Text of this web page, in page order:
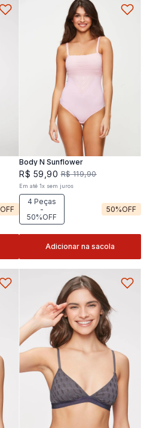
OFF
Body N Sunflower
R$ 59 ,90 R$ 119,90
Em até 1x sem juros
4 Peças
-
50%OFF
50%OFF
Adicionar na sacola